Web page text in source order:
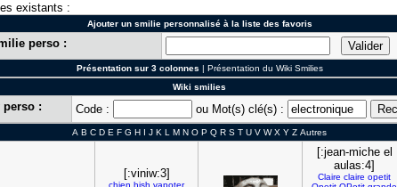
existants :
Ajouter un smilie personnalisé à la liste des favoris
perso :
Présentation sur 3 colonnes | Présentation du Wiki Smilies
Wiki smilies
perso : Code : ou Mot(s) clé(s) :
A B C D E F G H I J K L M N O P Q R S T U V W X Y Z Autres
[:viniw:3]
chien hish vapoter
[:jean-miche el
aulas:4]
Claire claire opetit